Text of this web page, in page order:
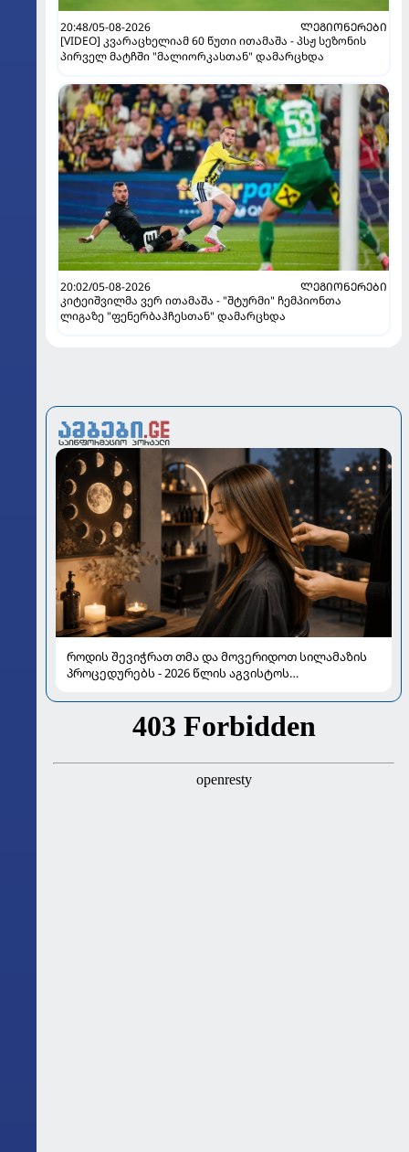
20:48/05-08-2026
ᲚᲔᲒᲘᲝᲜᲔᲠᲔᲑᲘ
[VIDEO] კვარაცხელიამ 60 წუთი ითამაშა - პსჟ სეზონის
პირველ მატჩში "მალიორკასთან" დამარცხდა
20:02/05-08-2026
ᲚᲔᲒᲘᲝᲜᲔᲠᲔᲑᲘ
კიტეიშვილმა ვერ ითამაშა - "შტურმი" ჩემპიონთა
ლიგაზე "ფენერბაჰჩესთან" დამარცხდა
როდის შევიჭრათ თმა და მოვერიდოთ სილამაზის
პროცედურებს - 2026 წლის აგვისტოს